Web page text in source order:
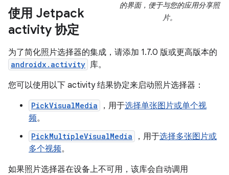
的界面，便于与您的应用分享照
片。
使用 Jetpack
activity 协定
为了简化照片选择器的集成，请添加 1.7.0 版或更高版本的
androidx.activity 库。
您可以使用以下 activity 结果协定来启动照片选择器：
PickVisualMedia ，用于选择单张图片或单个视
频。
PickMultipleVisualMedia ，用于选择多张图片或
多个视频。
如果照片选择器在设备上不可用，该库会自动调用